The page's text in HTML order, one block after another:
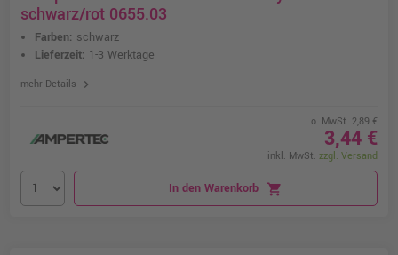
schwarz/rot 0655.03
Farben: schwarz
Lieferzeit: 1-3 Werktage
mehr Details chevron_right
o. MwSt. 2,89 €
3,44 €
inkl. MwSt. zzgl. Versand
In den Warenkorb shopping_cart